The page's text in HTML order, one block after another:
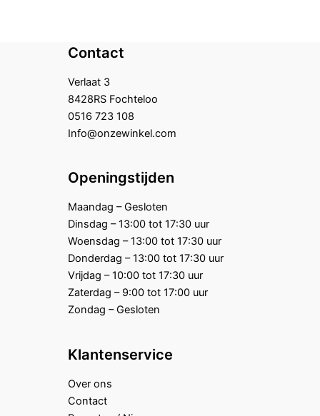
Contact
Verlaat 3
8428RS Fochteloo
0516 723 108
Info@onzewinkel.com
Openingstijden
Maandag – Gesloten
Dinsdag – 13:00 tot 17:30 uur
Woensdag – 13:00 tot 17:30 uur
Donderdag – 13:00 tot 17:30 uur
Vrijdag – 10:00 tot 17:30 uur
Zaterdag – 9:00 tot 17:00 uur
Zondag – Gesloten
Klantenservice
Over ons
Contact